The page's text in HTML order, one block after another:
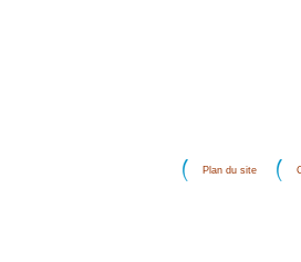
Plan du site